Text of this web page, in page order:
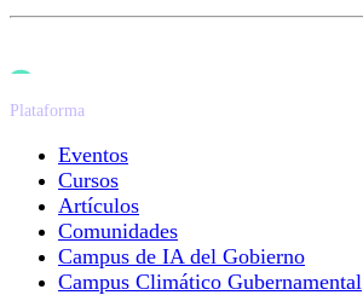
Plataforma
Eventos
Cursos
Artículos
Comunidades
Campus de IA del Gobierno
Campus Climático Gubernamental